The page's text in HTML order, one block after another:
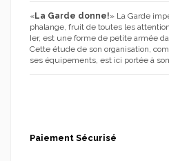
(2 avis)
«La Garde donne!» La Garde
phalange, fruit de toutes les
Ier, est une forme de petite armée
Cette étude de son organisation,
ses équipements, est ici portée à
Paiement Sécurisé